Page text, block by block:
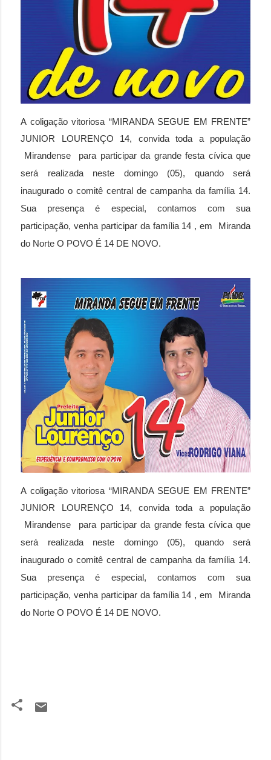
A coligação vitoriosa “MIRANDA SEGUE EM FRENTE”
JUNIOR LOURENÇO 14, convida toda a população
Mirandense para participar da grande festa cívica que
será realizada neste domingo (05), quando será
inaugurado o comitê central de campanha da família 14.
Sua presença é especial, contamos com sua
participação, venha participar da família 14 , em Miranda
do Norte O POVO É 14 DE NOVO.
A coligação vitoriosa “MIRANDA SEGUE EM FRENTE”
JUNIOR LOURENÇO 14, convida toda a população
Mirandense para participar da grande festa cívica que
será realizada neste domingo (05), quando será
inaugurado o comitê central de campanha da família 14.
Sua presença é especial, contamos com sua
participação, venha participar da família 14 , em Miranda
do Norte O POVO É 14 DE NOVO.